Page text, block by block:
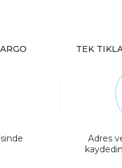
TEK
Adres